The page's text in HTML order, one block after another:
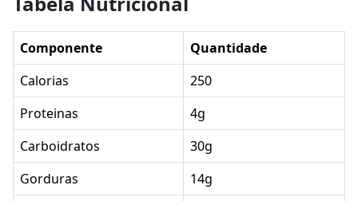
Componente
Quantidade
Calorias
250
Proteinas
4g
Carboidratos
30g
Gorduras
14g